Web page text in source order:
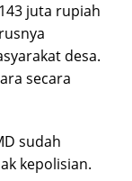
juta rupiah
desa.
secara
sudah
kepolisian.